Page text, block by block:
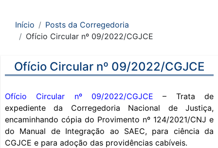
Início
Posts da Corregedoria
Ofício Circular nº 09/2022/CGJCE
Ofício Circular nº 09/2022/CGJCE
Ofício Circular nº 09/2022/CGJCE
– Trata de
expediente da Corregedoria Nacional de Justiça,
encaminhando cópia do Provimento nº 124/2021/CNJ e
do Manual de Integração ao SAEC, para ciência da
CGJCE e para adoção das providências cabíveis.